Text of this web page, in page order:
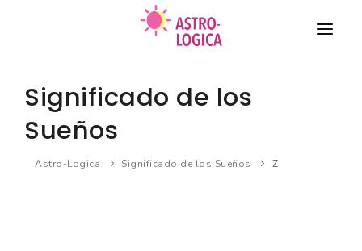
COMPATIBILIDAD DE PAREJA
Significado de los
Sueños
Astro-Logica Significado de los Sueños Z